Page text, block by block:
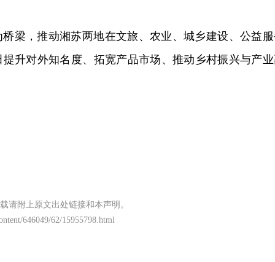
梁，推动湘苏两地在文旅、农业、城乡建设、公益
升对外知名度、拓宽产品市场、推动乡村振兴与产
请附上原文出处链接和本声明。
646049/62/15955798.html